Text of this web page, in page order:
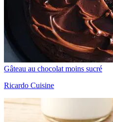
Gâteau au chocolat moins sucré
Ricardo Cuisine